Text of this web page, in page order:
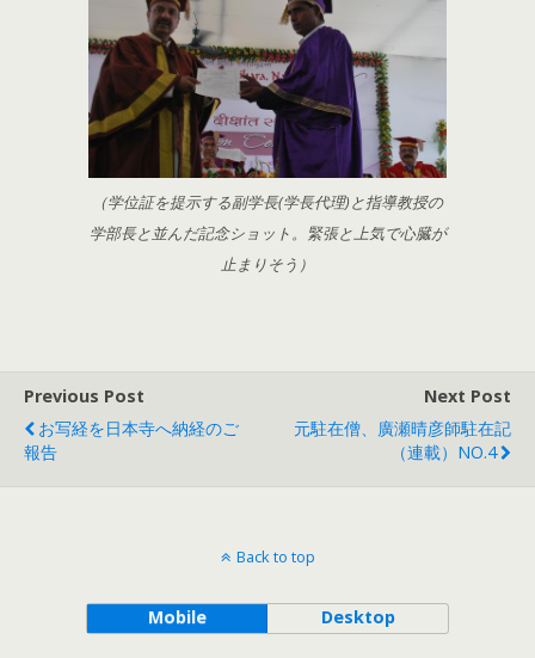
（学位証を提示する副学長(学長代理)と指導教授の
学部長と並んだ記念ショット。緊張と上気で心臓が
止まりそう）
Previous Post
お写経を日本寺へ納経のご
報告
Next Post
元駐在僧、廣瀬晴彦師駐在記
（連載）NO.4
Back to top
Mobile Desktop